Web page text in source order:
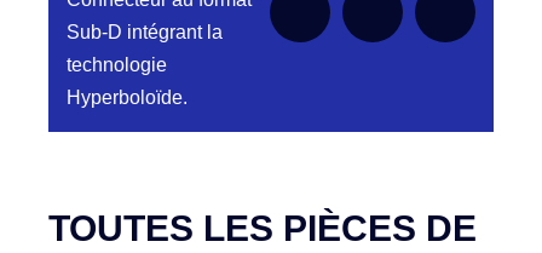
Sub-D intégrant la
technologie
Hyperboloïde.
TOUTES LES PIÈCES DE